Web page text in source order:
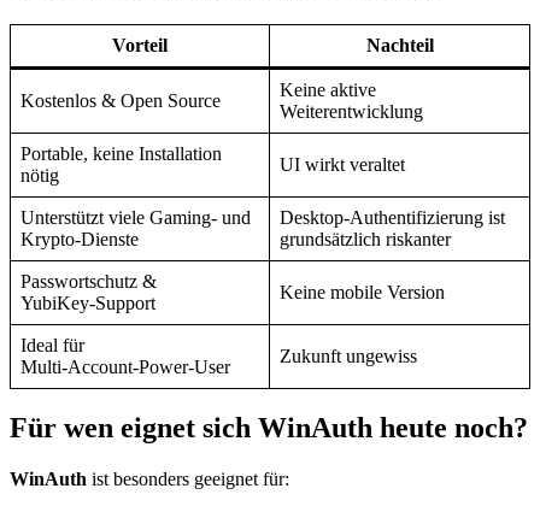
Vorteil Nachteil
Kostenlos & Open Source
Keine aktive
Weiterentwicklung
Portable, keine Installation
nötig
UI wirkt veraltet
Unterstützt viele Gaming‑ und
Krypto‑Dienste
Desktop‑Authentifizierung ist
grundsätzlich riskanter
Passwortschutz &
YubiKey‑Support
Keine mobile Version
Ideal für
Multi‑Account‑Power‑User
Zukunft ungewiss
Für wen eignet sich WinAuth heute noch?
WinAuth ist besonders geeignet für: